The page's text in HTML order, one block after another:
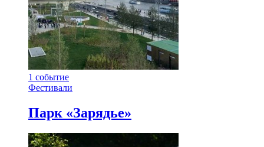
1 событие
Фестивали
Парк «Зарядье»